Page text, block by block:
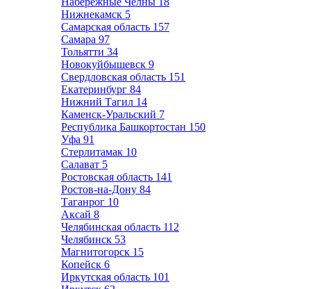
Нижнекамск 5
Самарская область 157
Самара 97
Тольятти 34
Новокуйбышевск 9
Свердловская область 151
Екатеринбург 84
Нижний Тагил 14
Каменск-Уральский 7
Республика Башкортостан 150
Уфа 91
Стерлитамак 10
Салават 5
Ростовская область 141
Ростов-на-Дону 84
Таганрог 10
Аксай 8
Челябинская область 112
Челябинск 53
Магнитогорск 15
Копейск 6
Иркутская область 101